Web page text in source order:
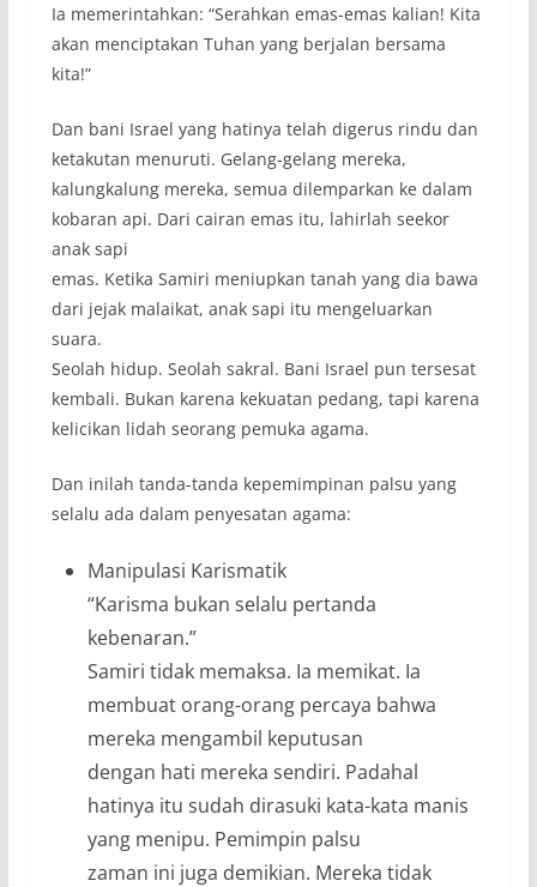
Ia memerintahkan: “Serahkan emas-emas kalian! Kita
akan menciptakan Tuhan yang berjalan bersama
kita!”
Dan bani Israel yang hatinya telah digerus rindu dan
ketakutan menuruti. Gelang-gelang mereka,
kalungkalung mereka, semua dilemparkan ke dalam
kobaran api. Dari cairan emas itu, lahirlah seekor
anak sapi
emas. Ketika Samiri meniupkan tanah yang dia bawa
dari jejak malaikat, anak sapi itu mengeluarkan
suara.
Seolah hidup. Seolah sakral. Bani Israel pun tersesat
kembali. Bukan karena kekuatan pedang, tapi karena
kelicikan lidah seorang pemuka agama.
Dan inilah tanda-tanda kepemimpinan palsu yang
selalu ada dalam penyesatan agama:
Manipulasi Karismatik
“Karisma bukan selalu pertanda
kebenaran.”
Samiri tidak memaksa. Ia memikat. Ia
membuat orang-orang percaya bahwa
mereka mengambil keputusan
dengan hati mereka sendiri. Padahal
hatinya itu sudah dirasuki kata-kata manis
yang menipu. Pemimpin palsu
zaman ini juga demikian. Mereka tidak